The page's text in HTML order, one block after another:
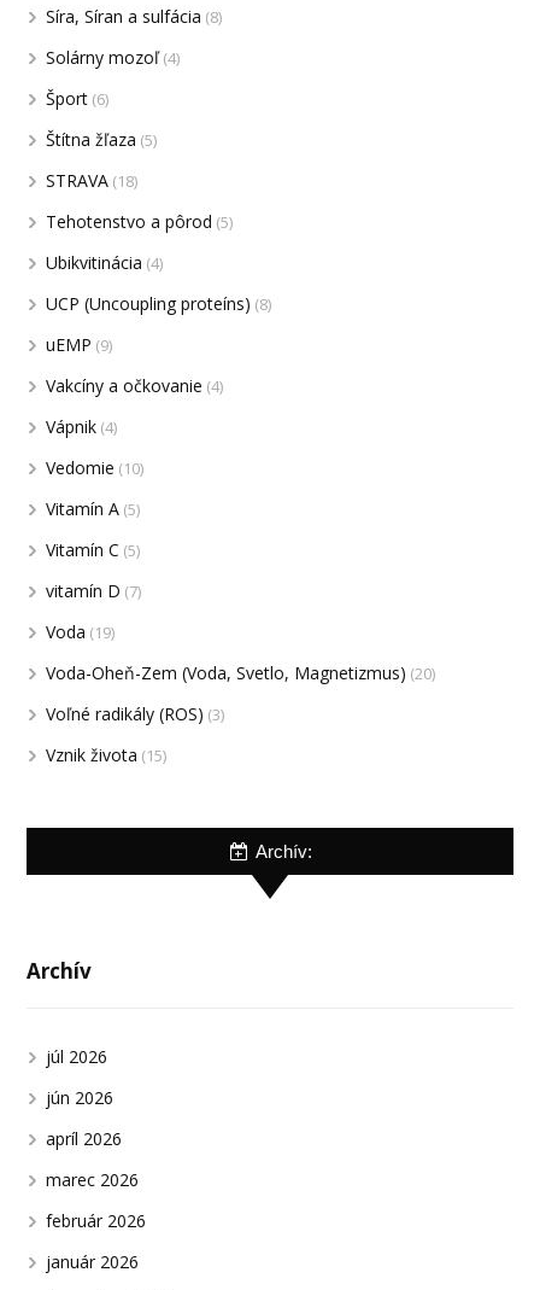
Síra, Síran a sulfácia (8)
Solárny mozoľ(4)
Šport (6)
Štítna žľaza (5)
STRAVA (18)
Tehotenstvo a pôrod (5)
Ubikvitinácia (4)
UCP (Uncoupling proteíns) (8)
uEMP (9)
Vakcíny a očkovanie (4)
Vápnik (4)
Vedomie (10)
Vitamín A (5)
Vitamín C (5)
vitamín D (7)
Voda (19)
Voda-Oheň-Zem (Voda, Svetlo, Magnetizmus) (20)
Voľné radikály (ROS) (3)
Vznik života (15)
Archív:
Archív
júl 2026
jún 2026
apríl 2026
marec 2026
február 2026
január 2026